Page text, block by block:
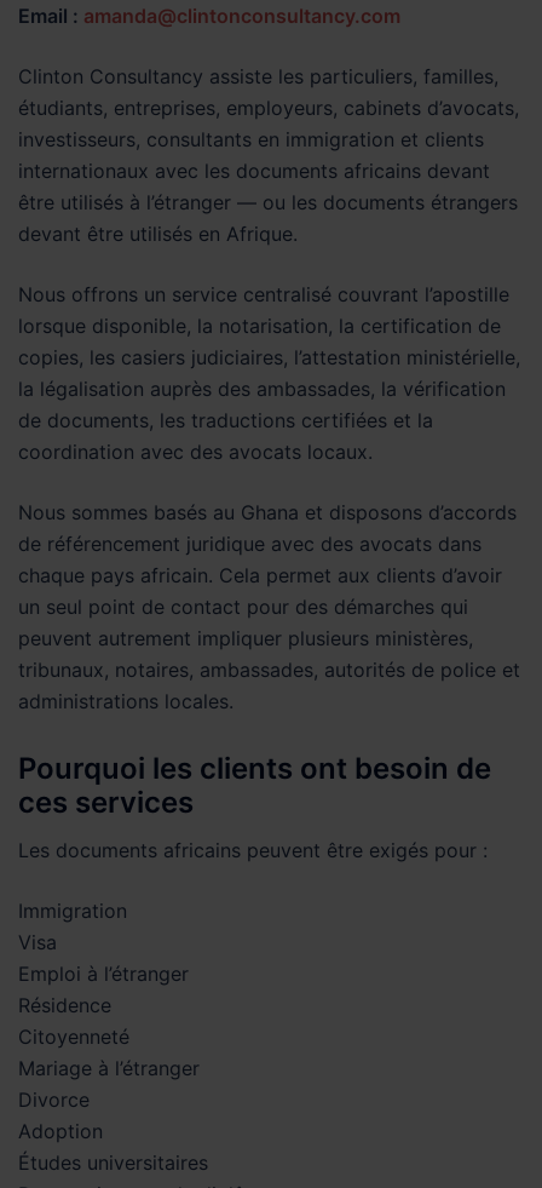
Email : amanda@clintonconsultancy.com
Clinton Consultancy assiste les particuliers, familles,
étudiants, entreprises, employeurs, cabinets d’avocats,
investisseurs, consultants en immigration et clients
internationaux avec les documents africains devant
être utilisés à l’étranger — ou les documents étrangers
devant être utilisés en Afrique.
Nous offrons un service centralisé couvrant l’apostille
lorsque disponible, la notarisation, la certification de
copies, les casiers judiciaires, l’attestation ministérielle,
la légalisation auprès des ambassades, la vérification
de documents, les traductions certifiées et la
coordination avec des avocats locaux.
Nous sommes basés au Ghana et disposons d’accords
de référencement juridique avec des avocats dans
chaque pays africain. Cela permet aux clients d’avoir
un seul point de contact pour des démarches qui
peuvent autrement impliquer plusieurs ministères,
tribunaux, notaires, ambassades, autorités de police et
administrations locales.
Pourquoi les clients ont besoin de
ces services
Les documents africains peuvent être exigés pour :
Immigration
Visa
Emploi à l’étranger
Résidence
Citoyenneté
Mariage à l’étranger
Divorce
Adoption
Études universitaires